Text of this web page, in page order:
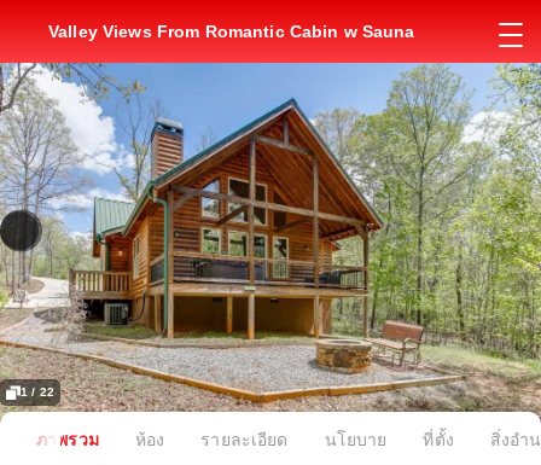
Valley Views From Romantic Cabin w Sauna
1 / 22
ภาพรวม ห้อง รายละเอียด นโยบาย ที่ตั้ง สิ่งอำ